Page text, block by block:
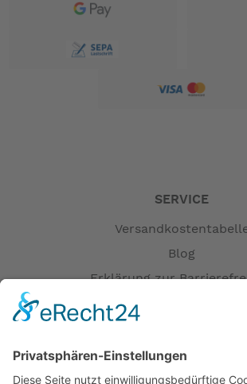
SERVICE
Blog
Erklärung zur
Versandpartner
Zahlung und Versand